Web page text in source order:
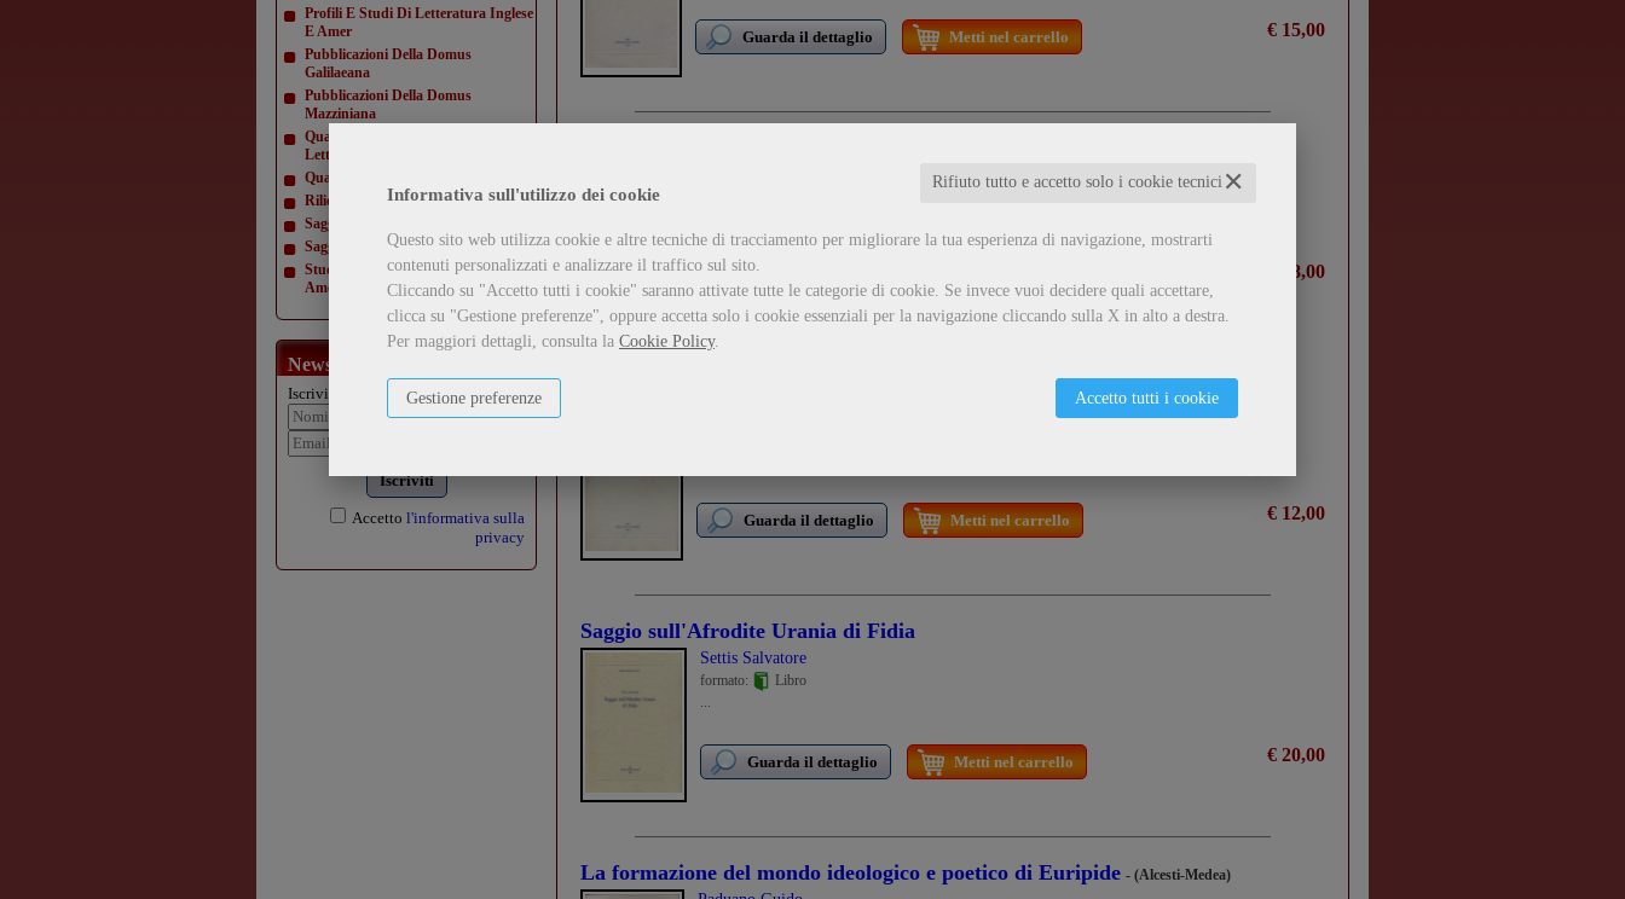
Informativa sull'utilizzo dei cookie ✕
Rifiuto tutto e accetto solo i cookie tecnici
Questo sito web utilizza cookie e altre tecniche di tracciamento per migliorare la tua esperienza di navigazione, mostrarti
contenuti personalizzati e analizzare il traffico sul sito.
Cliccando su "Accetto tutti i cookie" saranno attivate tutte le categorie di cookie. Se invece vuoi decidere quali accettare,
clicca su "Gestione preferenze", oppure accetta solo i cookie essenziali per la navigazione cliccando sulla X in alto a destra.
Per maggiori dettagli, consulta la Cookie Policy.
Accetto tutti i cookie
Gestione preferenze
Profili E Studi Di Letteratura Inglese
E Amer
Pubblicazioni Della Domus
Galilaeana
Pubblicazioni Della Domus
Mazziniana
Quaderni Dell'Istituto Di Lingua E
Letteratur
Quaderni Della Direzione
Rilievi Di Monumenti
Saggi Di Varia Umanità
Saggi Di Varia Umanità- Nuova Serie
Studi E Testi Di Storia Costituzionale
Americ
Newsletter
Iscriviti alla nostra newsletter:
Iscriviti
Accetto l'informativa sulla
privacy
€ 15,00
Guarda il dettaglio Metti nel carrello
€ 18,00
€ 12,00
Guarda il dettaglio Metti nel carrello
Saggio sull'Afrodite Urania di Fidia
Settis Salvatore
formato:
Libro
...
€ 20,00
Guarda il dettaglio Metti nel carrello
La formazione del mondo ideologico e poetico di Euripide - (Alcesti-Medea)